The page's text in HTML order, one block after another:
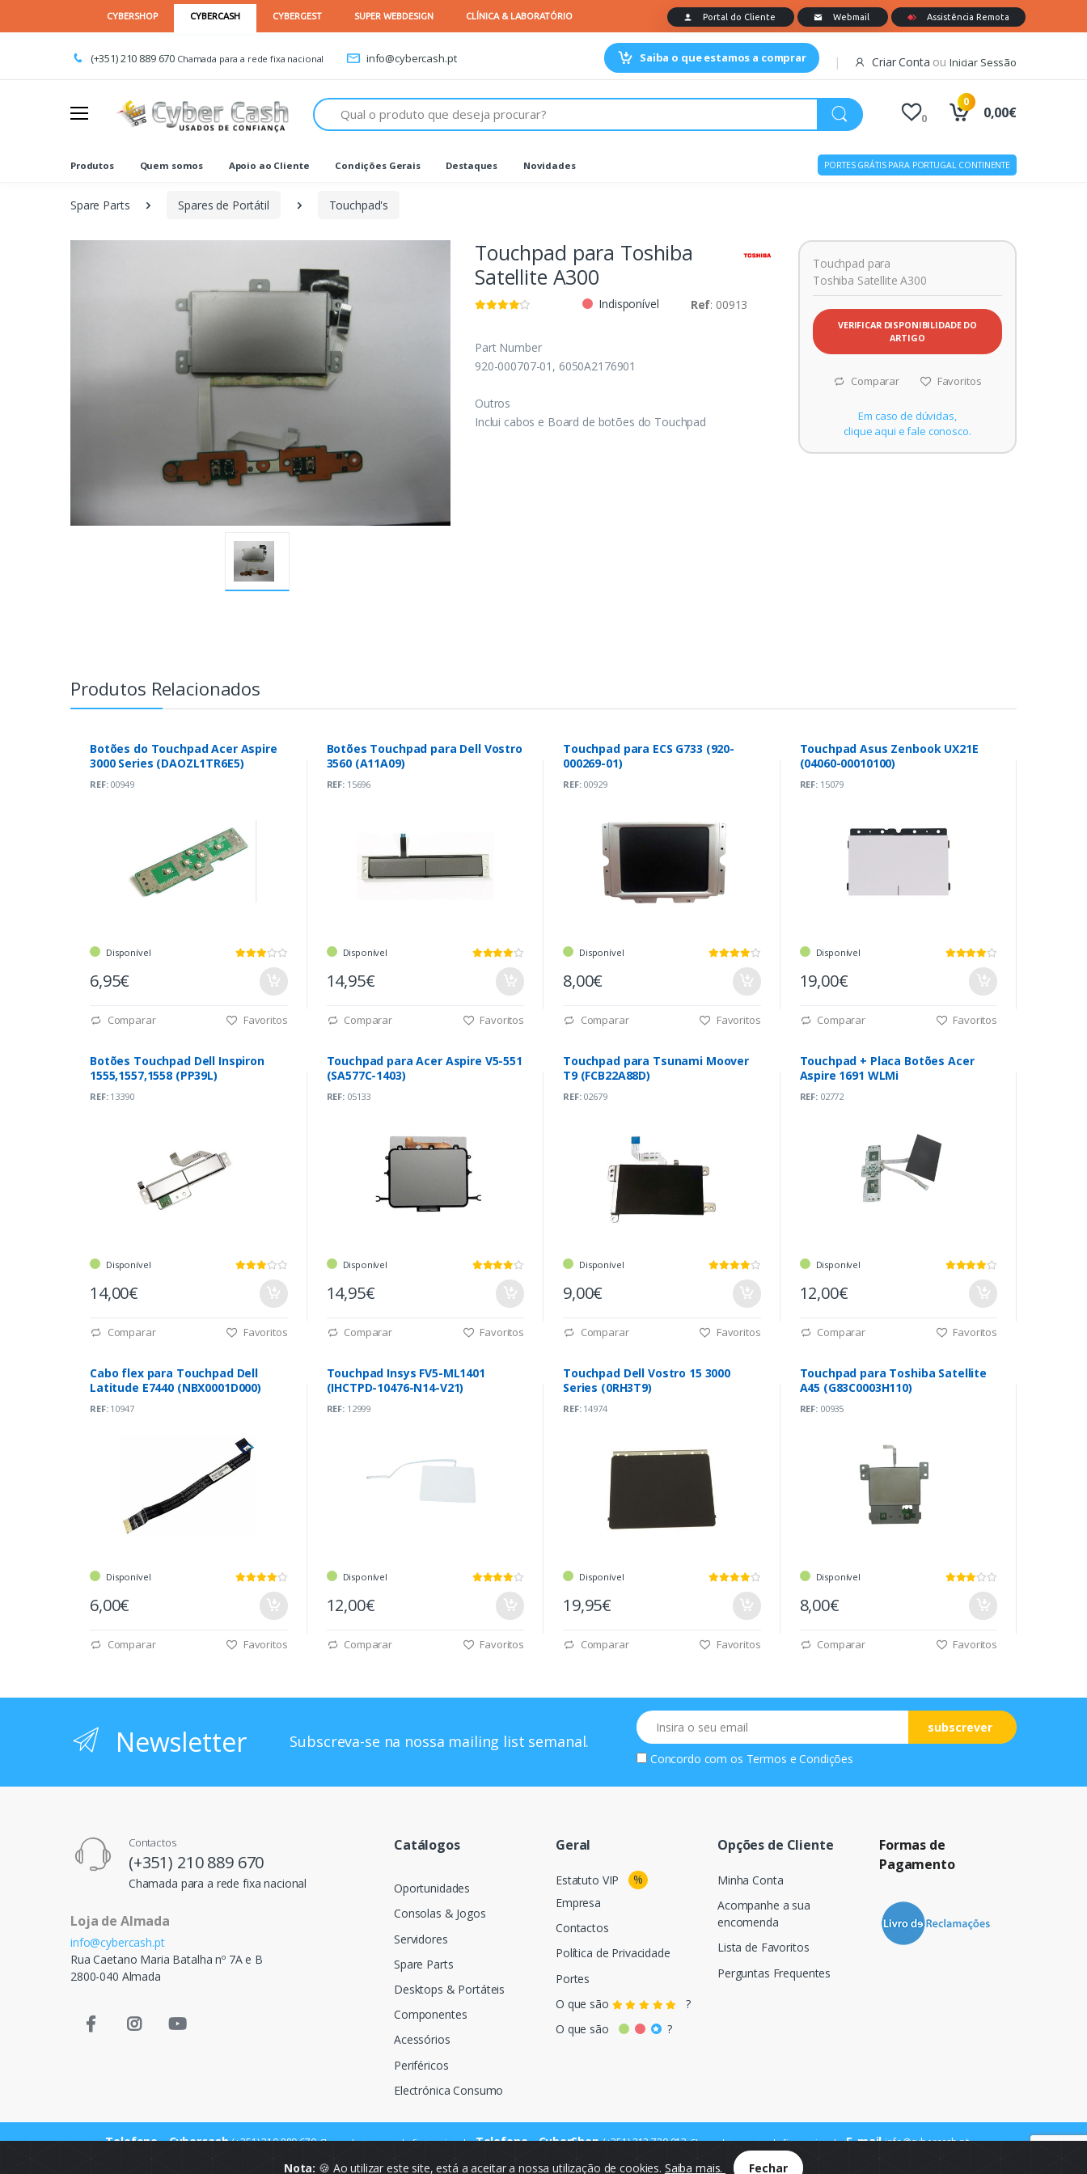
(+351) 210 889 670 Chamada para a rede fixa nacional info@cybercash.pt Saiba o que estamos a comprar Criar Conta ouIniciar Sessão
Procurar
0
0
0,00€
Produtos Quem somos Apoio ao Cliente Condições Gerais Destaques Novidades PORTES GRÁTIS PARA PORTUGAL CONTINENTE
Spare Parts Spares de Portátil Touchpad's
Touchpad para Toshiba
Satellite A300
Indisponível Ref: 00913
Part Number
920-000707-01, 6050A2176901
Outros
Inclui cabos e Board de botões do Touchpad
Touchpad para
Toshiba Satellite A300
VERIFICAR DISPONIBILIDADE DO
ARTIGO
Comparar Favoritos
Em caso de dúvidas,
clique aqui e fale conosco.
Produtos Relacionados
Botões do Touchpad Acer Aspire
3000 Series (DAOZL1TR6E5)
REF:00949
Disponível
6,95€
Comparar Favoritos
Botões Touchpad para Dell Vostro
3560 (A11A09)
REF:15696
Disponível
14,95€
Comparar Favoritos
Touchpad para ECS G733 (920-
000269-01)
REF:00929
Disponível
8,00€
Comparar Favoritos
Touchpad Asus Zenbook UX21E
(04060-00010100)
REF:15079
Disponível
19,00€
Comparar Favoritos
Botões Touchpad Dell Inspiron
1555,1557,1558 (PP39L)
REF:13390
Disponível
14,00€
Comparar Favoritos
Touchpad para Acer Aspire V5-551
(SA577C-1403)
REF:05133
Disponível
14,95€
Comparar Favoritos
Touchpad para Tsunami Moover
T9 (FCB22A88D)
REF:02679
Disponível
9,00€
Comparar Favoritos
Touchpad + Placa Botões Acer
Aspire 1691 WLMi
REF:02772
Disponível
12,00€
Comparar Favoritos
Cabo flex para Touchpad Dell
Latitude E7440 (NBX0001D000)
REF:10947
Disponível
6,00€
Comparar Favoritos
Touchpad Insys FV5-ML1401
(IHCTPD-10476-N14-V21)
REF:12999
Disponível
12,00€
Comparar Favoritos
Touchpad Dell Vostro 15 3000
Series (0RH3T9)
REF:14974
Disponível
19,95€
Comparar Favoritos
Touchpad para Toshiba Satellite
A45 (G83C0003H110)
REF:00935
Disponível
8,00€
Comparar Favoritos
Newsletter Subscreva-se na nossa mailing list semanal.
Email
subscrever
Concordo com os Termos e Condições
Contactos
(+351) 210 889 670
Chamada para a rede fixa nacional
Loja de Almada
info@cybercash.pt
Rua Caetano Maria Batalha nº 7A e B
2800-040 Almada
Catálogos
Oportunidades
Consolas & Jogos
Servidores
Spare Parts
Desktops & Portáteis
Componentes
Acessórios
Periféricos
Electrónica Consumo
Geral
Estatuto VIP
%
Empresa
Contactos
Política de Privacidade
Portes
O que são
?
O que são
?
Opções de Cliente
Minha Conta
Acompanhe a sua
encomenda
Lista de Favoritos
Perguntas Frequentes
Formas de
Pagamento
Telefone - Cybercash (+351) 210 889 670 Chamada para a rede fixa nacional Telefone - CyberShop (+351) 212 720 013 Chamada para a rede fixa nacional E-mail info@cybercash.pt
Nota: 🍪 Ao utilizar este site, está a aceitar a nossa utilização de cookies. Saiba mais. Fechar